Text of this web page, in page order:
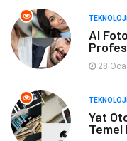
Tarım & Hayvancılık
AI
28 Oca
Yat